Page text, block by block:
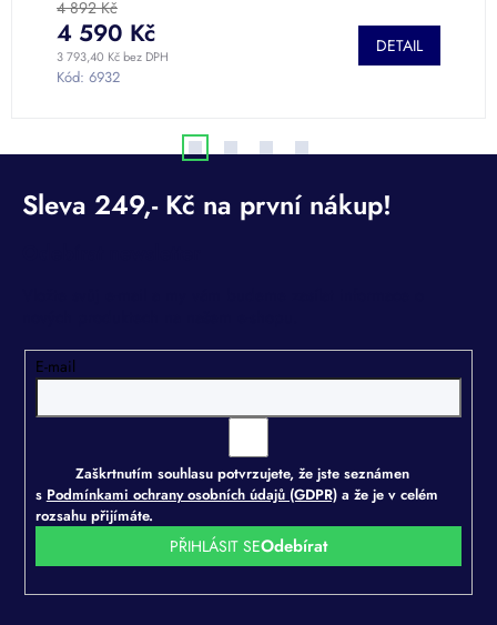
produktu
je
5,0
z
5
4 892 Kč
3 793,40 Kč bez DPH
4 590 Kč DETAIL
Kód: 6932
E-mail
Zaškrtnutím souhlasu potvrzujete, že jste seznámen
s Podmínkami ochrany osobních údajů (GDPR)a že je v celém
rozsahu přijímáte.
PŘIHLÁSIT SE